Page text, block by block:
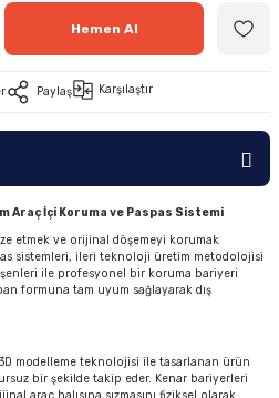
Hemen Al
Paylaş Karşılaştır
Araç İçi Koruma ve Paspas Sistemi
etmek ve orijinal döşemeyi korumak
sistemleri, ileri teknoloji üretim metodolojisi
ile profesyonel bir koruma bariyeri
formuna tam uyum sağlayarak dış
3D modelleme teknolojisi ile tasarlanan ürün
bir şekilde takip eder. Kenar bariyerleri